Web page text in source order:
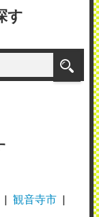
す
観音寺市